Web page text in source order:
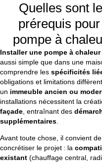
Quelles sont
prérequis pour
pompe à
Installer une pompe à
aussi simple que dans une
comprendre les spécificités
obligations et limitations
un immeuble ancien ou
installations nécessitent la
façade , entraînant des
supplémentaires
Avant toute chose, il convient
concrétiser le projet : la
existant (chauffage central,